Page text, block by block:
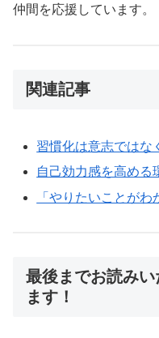
仲間を応援しています。
関連記事
習慣化は意志ではな
自己効力感を高める
「やりたいことが
最後までお読み
ます！